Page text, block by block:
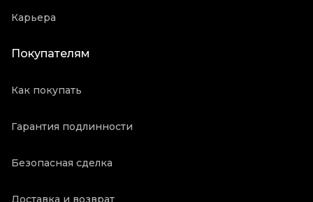
Карьера
Покупателям
Как покупать
Гарантия подлинности
Безопасная сделка
Доставка и возврат